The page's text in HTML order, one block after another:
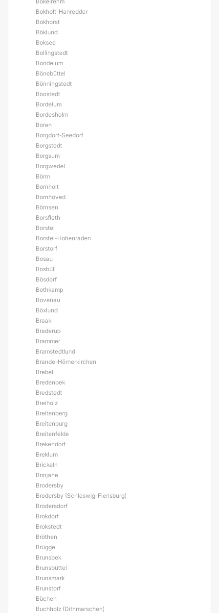
Bokholt-Hanredder
Bokhorst
Böklund
Boksee
Bollingstedt
Bondelum
Bönebüttel
Bönningstedt
Boostedt
Bordelum
Bordesholm
Boren
Borgdorf-Seedorf
Borgstedt
Borgsum
Borgwedel
Börm
Bornholt
Bornhöved
Börnsen
Borsfleth
Borstel
Borstel-Hohenraden
Borstorf
Bosau
Bosbüll
Bösdorf
Bothkamp
Bovenau
Böxlund
Braak
Braderup
Brammer
Bramstedtlund
Brande-Hörnerkirchen
Brebel
Bredenbek
Bredstedt
Breiholz
Breitenberg
Breitenburg
Breitenfelde
Brekendorf
Breklum
Brickeln
Brinjahe
Brodersby
Brodersby (Schleswig-Flensburg)
Brodersdorf
Brokdorf
Brokstedt
Bröthen
Brügge
Brunsbek
Brunsbüttel
Brunsmark
Brunstorf
Büchen
Buchholz (Dithmarschen)